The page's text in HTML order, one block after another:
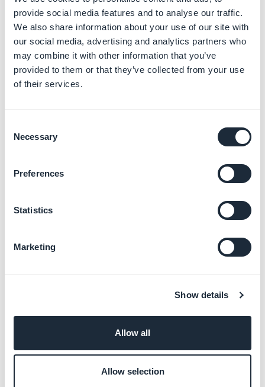
provide social media features and to analyse our traffic.
We also share information about your use of our site with
our social media, advertising and analytics partners who
may combine it with other information that you’ve
provided to them or that they’ve collected from your use
of their services.
Selection
Necessary
Preferences
Statistics
Marketing
Show details
Allow all
Allow selection
Si le propriétaire final de votre application est un de vos
clients, ce client doit ouvrir son propre compte de
développeur Apple et c'est là que l'application doit
être publiée.
Si vous avez déjà publié l'application d'un client en
IOS - Transférer l'application
vers un autre compte Développeur Apple
Cette règle s'applique à toutes les applications, qu'il
ou d'une nouvelle application. Faites attention au type
de compte de développeur que le propriétaire de
Apple propose 3 possibilités:
4. Comment éviter ces
erreurs ?
Lorsque vous créez votre Compte Développeur Apple,